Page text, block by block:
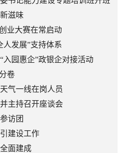
滋味
业大赛在常启动
人发展”支持体系
入园惠企”政银企对接活动
卷
气一线在岗人员
主持召开座谈会
访团
建设工作
面建成